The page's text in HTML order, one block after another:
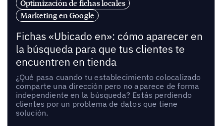
Optimización de fichas locales
Marketing en Google
Fichas «Ubicado en»: cómo aparecer en
la búsqueda para que tus clientes te
encuentren en tienda
¿Qué pasa cuando tu establecimiento colocalizado
comparte una dirección pero no aparece de forma
independiente en la búsqueda? Estás perdiendo
clientes por un problema de datos que tiene
solución.